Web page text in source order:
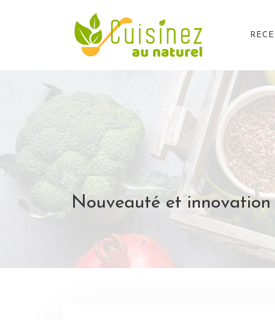
Nouveauté et